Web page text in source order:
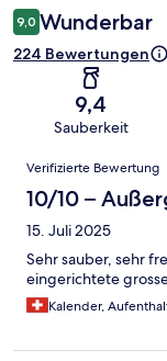
9,0 Wunderbar
224 Bewertungen
9,4
Sauberkeit
Verifizierte Bewertung
10/10 –
15. Juli 2025
Sehr sauber, sehr
eingerichtete
Kalender,